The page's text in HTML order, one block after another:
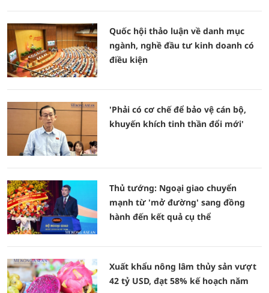
Quốc hội thảo luận về danh mục
ngành, nghề đầu tư kinh doanh có
điều kiện
'Phải có cơ chế để bảo vệ cán bộ,
khuyến khích tinh thần đổi mới'
Thủ tướng: Ngoại giao chuyển
mạnh từ 'mở đường' sang đồng
hành đến kết quả cụ thể
Xuất khẩu nông lâm thủy sản vượt
42 tỷ USD, đạt 58% kế hoạch năm